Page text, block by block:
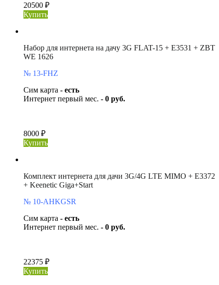
20500 ₽
Купить
Набор для интернета на дачу 3G FLAT-15 + E3531 + ZBT
WE 1626
№ 13-FHZ
Сим карта - есть
Интернет первый мес. - 0 руб.
8000 ₽
Купить
Комплект интернета для дачи 3G/4G LTE MIMO + E3372
+ Keenetic Giga+Start
№ 10-AHKGSR
Сим карта - есть
Интернет первый мес. - 0 руб.
22375 ₽
Купить